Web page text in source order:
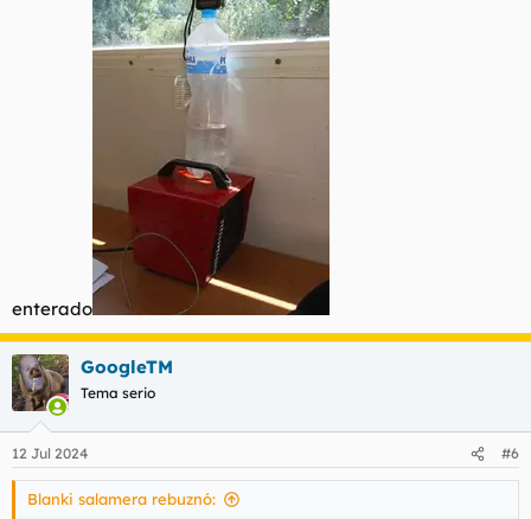
enterado
GoogleTM
Tema serio
12 Jul 2024 #6
Blanki salamera rebuznó: